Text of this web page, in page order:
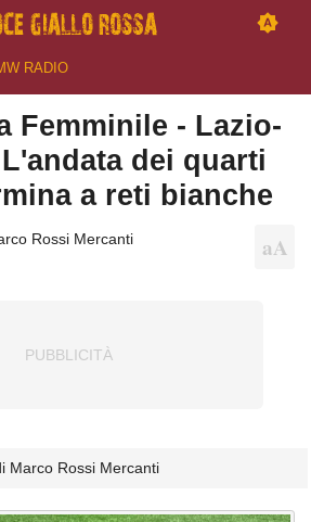
RADIO
Femminile - Lazio-
dei quarti
a reti bianche
Rossi Mercanti
Marco Rossi Mercanti